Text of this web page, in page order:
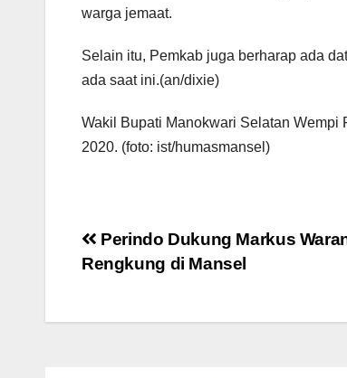
warga jemaat.
Selain itu, Pemkab juga berharap ada
ada saat ini.(an/dixie)
Wakil Bupati Manokwari Selatan Wempi
2020. (foto: ist/humasmansel)
Post
navigation
Perindo Dukung Markus
Rengkung di Mansel